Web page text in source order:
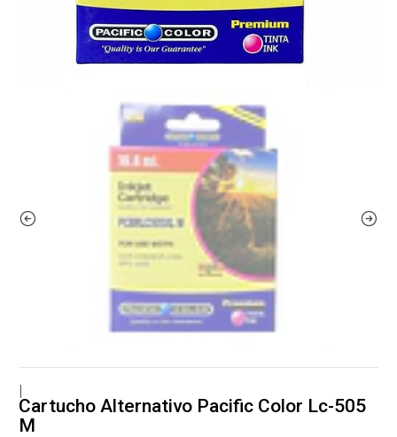
Cartucho Alternativo Pacific Color Lc-505
M